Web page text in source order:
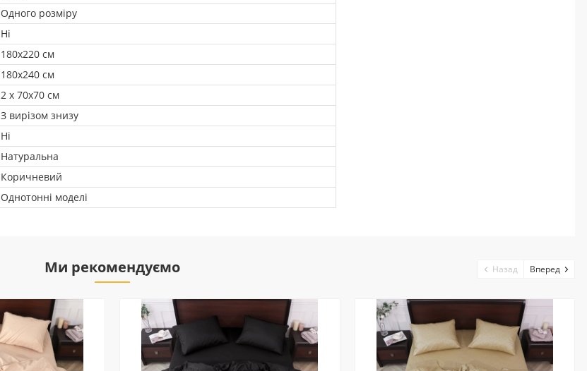
Одного розміру
Ні
180х220 см
180x240 см
2 х 70х70 см
З вирізом знизу
Ні
Натуральна
Коричневий
Однотонні моделі
Ми рекомендуємо Назад Вперед